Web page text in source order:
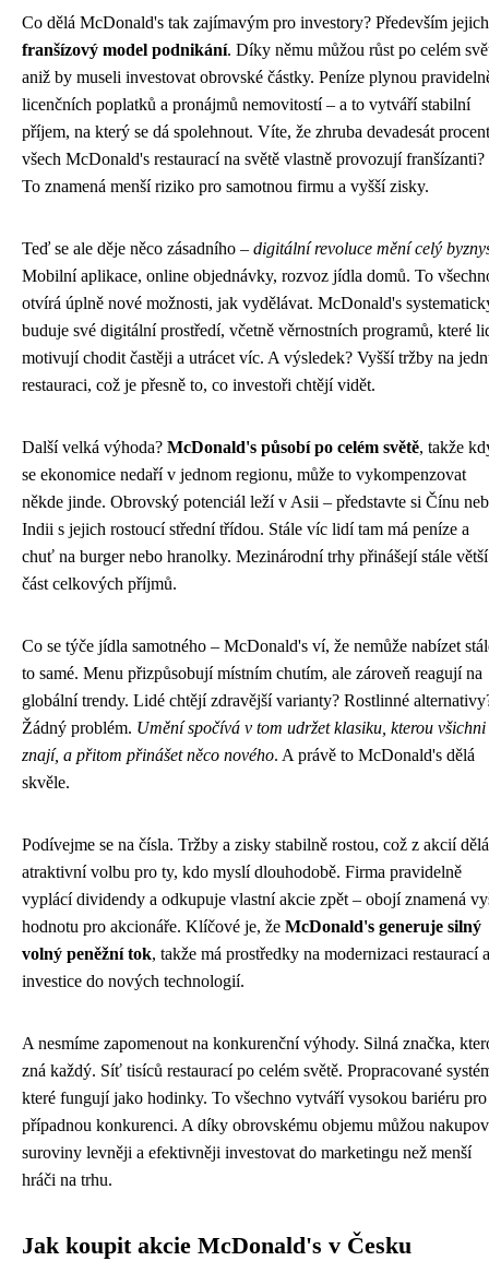
Co dělá McDonald's tak zajímavým pro investory? Především jejich
franšízový model podnikání. Díky němu můžou růst po celém
aniž by museli investovat obrovské částky. Peníze plynou
licenčních poplatků a pronájmů nemovitostí – a to vytváří stabilní
příjem, na který se dá spolehnout. Víte, že zhruba devadesát procent
všech McDonald's restaurací na světě vlastně provozují franšízanti?
To znamená menší riziko pro samotnou firmu a vyšší zisky.
Teď se ale děje něco zásadního – digitální revoluce mění celý
Mobilní aplikace, online objednávky, rozvoz jídla domů. To
otvírá úplně nové možnosti, jak vydělávat. McDonald's
buduje své digitální prostředí, včetně věrnostních programů, které
motivují chodit častěji a utrácet víc. A výsledek? Vyšší tržby na
restauraci, což je přesně to, co investoři chtějí vidět.
Další velká výhoda? McDonald's působí po celém světě, takže
se ekonomice nedaří v jednom regionu, může to vykompenzovat
někde jinde. Obrovský potenciál leží v Asii – představte si Čínu
Indii s jejich rostoucí střední třídou. Stále víc lidí tam má peníze a
chuť na burger nebo hranolky. Mezinárodní trhy přinášejí stále větší
část celkových příjmů.
Co se týče jídla samotného – McDonald's ví, že nemůže nabízet
to samé. Menu přizpůsobují místním chutím, ale zároveň reagují na
globální trendy. Lidé chtějí zdravější varianty? Rostlinné
Žádný problém. Umění spočívá v tom udržet klasiku, kterou všichni
znají, a přitom přinášet něco nového. A právě to McDonald's dělá
skvěle.
Podívejme se na čísla. Tržby a zisky stabilně rostou, což z akcií dělá
atraktivní volbu pro ty, kdo myslí dlouhodobě. Firma pravidelně
vyplácí dividendy a odkupuje vlastní akcie zpět – obojí znamená
hodnotu pro akcionáře. Klíčové je, že McDonald's generuje silný
volný peněžní tok, takže má prostředky na modernizaci restaurací a
investice do nových technologií.
A nesmíme zapomenout na konkurenční výhody. Silná značka,
zná každý. Síť tisíců restaurací po celém světě. Propracované
které fungují jako hodinky. To všechno vytváří vysokou bariéru pro
případnou konkurenci. A díky obrovskému objemu můžou
suroviny levněji a efektivněji investovat do marketingu než menší
hráči na trhu.
Jak koupit akcie McDonald's v Česku